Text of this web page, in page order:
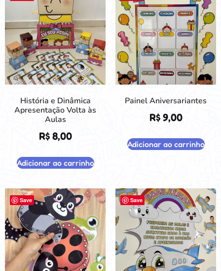
História e Dinâmica
Apresentação Volta às
Aulas
R$8,00
Adicionar ao carrinho
Painel Aniversariantes
R$9,00
Adicionar ao carrinho
Save Save